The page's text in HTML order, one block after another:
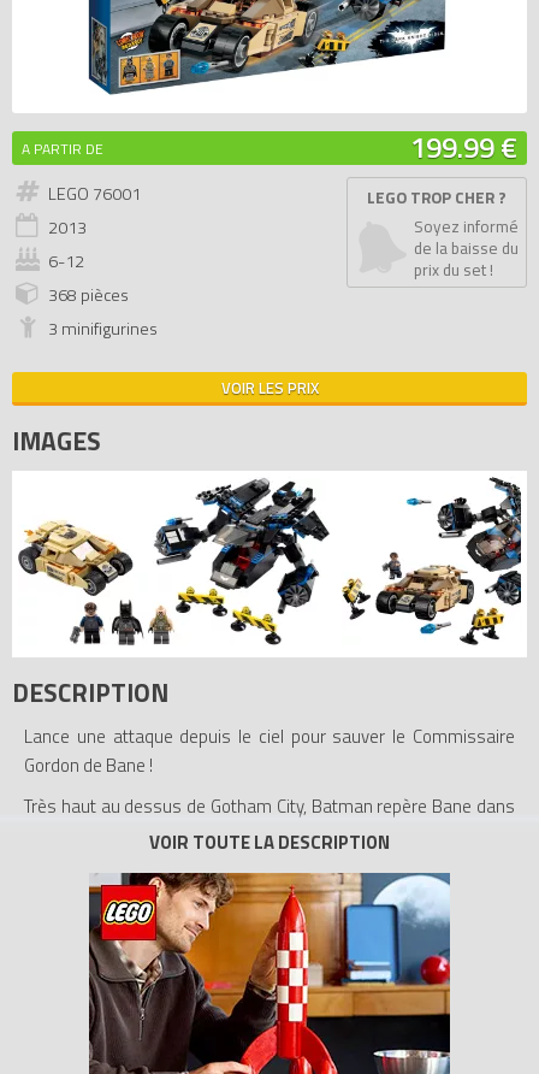
A PARTIR DE 199.99 €
LEGO 76001
2013
6-12
368 pièces
3 minifigurines
LEGO TROP CHER ?
Soyez informé
de la baisse du
prix du set !
VOIR LES PRIX
IMAGES
DESCRIPTION
Lance une attaque depuis le ciel pour sauver le Commissaire
Gordon de Bane !
Très haut au dessus de Gotham City, Batman repère Bane dans
le Tumbler blindé poursuivant le commissaire de police Gordon.
avec des doubles missiles cachés et des flammes
d'échappement. Puis pique depuis le ciel dans le Bat et emmène
le commissaire en sécurité avec la corde de sauvetage avant
que Bane ne l'atteigne !
- Inclut 3 figurines : Batman, Bane et le Commissaire Gordon
avec des armes assorties